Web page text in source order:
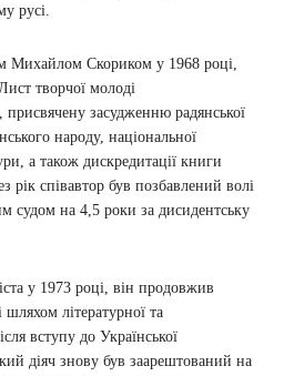
русі.
Михайлом Скориком у 1968 році,
творчої молоді
присвячену засудженню радянської
народу, національної
а також дискредитації книги
рік співавтор був позбавлений волі
судом на 4,5 роки за дисидентську
у 1973 році, він продовжив
літературної та
вступу до Української
діяч знову був заарештований на